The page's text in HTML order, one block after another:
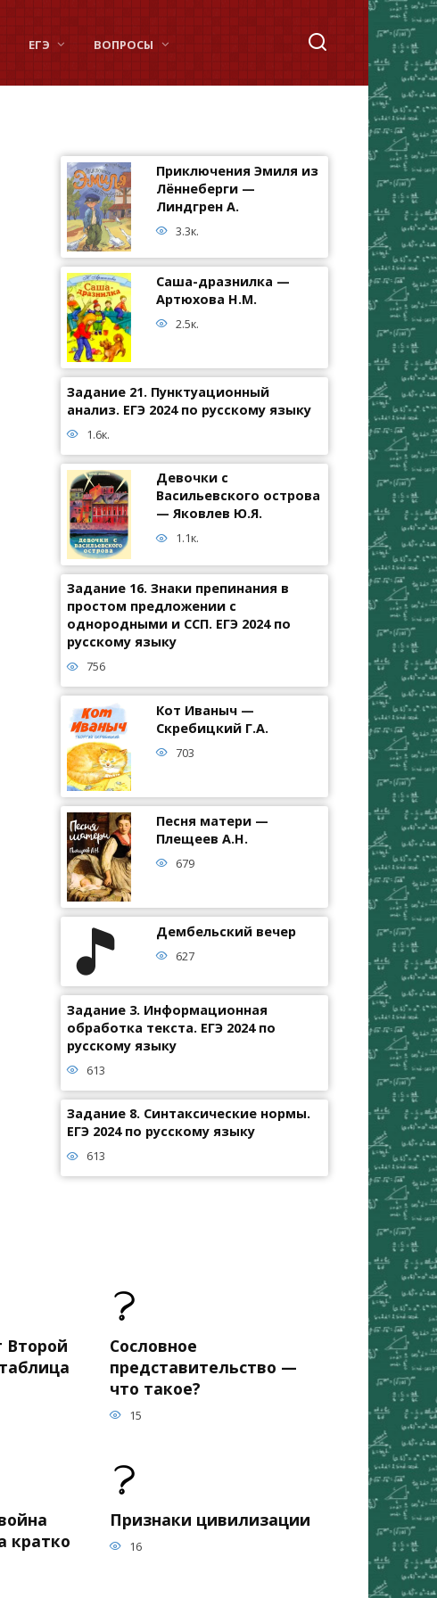
ЕГЭ ВОПРОСЫ
Приключения Эмиля из
Лённеберги —
Линдгрен А.
3.3к.
Саша-дразнилка —
Артюхова Н.М.
2.5к.
Задание 21. Пунктуационный
анализ. ЕГЭ 2024 по русскому языку
1.6к.
Девочки с
Васильевского острова
— Яковлев Ю.Я.
1.1к.
Задание 16. Знаки препинания в
простом предложении с
однородными и ССП. ЕГЭ 2024 по
русскому языку
756
Кот Иваныч —
Скребицкий Г.А.
703
Песня матери —
Плещеев А.Н.
679
Дембельский вечер
627
Задание 3. Информационная
обработка текста. ЕГЭ 2024 по
русскому языку
613
Задание 8. Синтаксические нормы.
ЕГЭ 2024 по русскому языку
613
Второй
Сословное
представительство —
что такое?
15
кратко
Признаки цивилизации
16